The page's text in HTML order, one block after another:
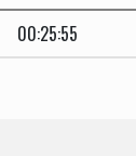
00:25:55